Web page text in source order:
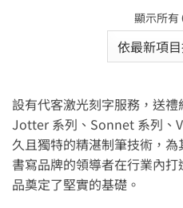
顯示所有
設有代客激光刻字服務，送禮
Jotter 系列、Sonnet 系列、
久且獨特的精湛制筆技術，
書寫品牌的領導者在行業內
品奠定了堅實的基礎。